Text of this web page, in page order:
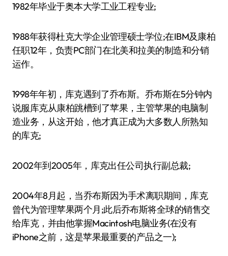
1982年毕业于奥本大学工业工程专业;
1988年获得杜克大学企业管理硕士学位;在IBM及康柏
任职12年，负责PC部门在北美和拉美的制造和分销
运作。
1998年年初，库克遇到了乔布斯。乔布斯在5分钟内
说服库克从康柏跳槽到了苹果，主管苹果的电脑制
造业务，从这开始，他才真正成为大多数人所熟知
的库克;
2002年到2005年，库克出任公司执行副总裁;
2004年8月起，当乔布斯因为手术离职期间，库克
曾代为管理苹果两个月;此后乔布斯将全球的销售交
给库克，并由他掌握Macintosh电脑业务(在没有
iPhone之前，这是苹果最重要的产品之一);